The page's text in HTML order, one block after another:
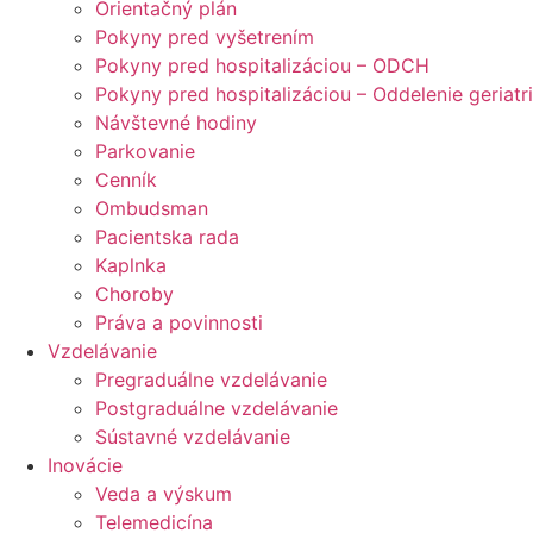
Orientačný plán
Pokyny pred vyšetrením
Pokyny pred hospitalizáciou – ODCH
Pokyny pred hospitalizáciou – Oddelenie
Návštevné hodiny
Parkovanie
Cenník
Ombudsman
Pacientska rada
Kaplnka
Choroby
Práva a povinnosti
Vzdelávanie
Pregraduálne vzdelávanie
Postgraduálne vzdelávanie
Sústavné vzdelávanie
Inovácie
Veda a výskum
Telemedicína